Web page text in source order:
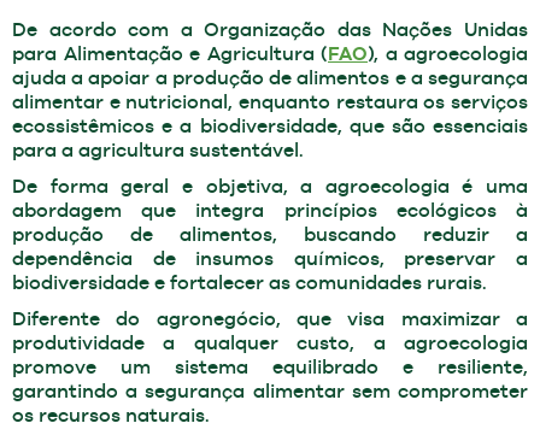
De acordo com a Organização das Nações Unidas
para Alimentação e Agricultura (FAO), a agroecologia
ajuda a apoiar a produção de alimentos e a segurança
alimentar e nutricional, enquanto restaura os serviços
ecossistêmicos e a biodiversidade, que são essenciais
para a agricultura sustentável.
De forma geral e objetiva, a agroecologia é uma
abordagem que integra princípios ecológicos à
produção de alimentos, buscando reduzir a
dependência de insumos químicos, preservar a
biodiversidade e fortalecer as comunidades rurais.
Diferente do agronegócio, que visa maximizar a
produtividade a qualquer custo, a agroecologia
promove um sistema equilibrado e resiliente,
garantindo a segurança alimentar sem comprometer
os recursos naturais.